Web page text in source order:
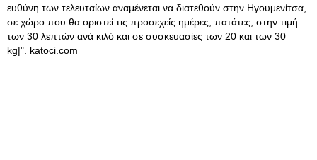
ευθύνη των τελευταίων αναμένεται να διατεθούν στην Ηγουμενίτσα,
σε χώρο που θα οριστεί τις προσεχείς ημέρες, πατάτες, στην τιμή
των 30 λεπτών ανά κιλό και σε συσκευασίες των 20 και των 30
kg|". katoci.com